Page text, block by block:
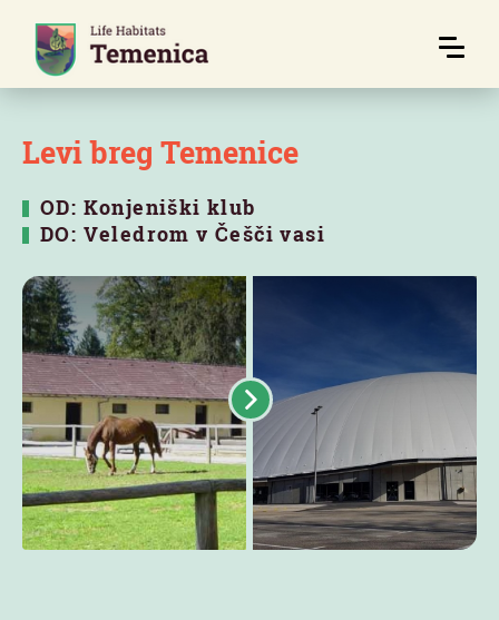
Levi breg Temenice
OD: Konjeniški klub
DO: Veledrom v Češči vasi